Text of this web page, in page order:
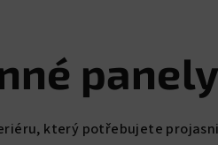
panely
který potřebujete